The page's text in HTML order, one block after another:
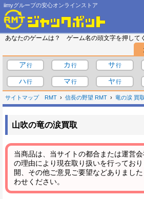
iimyグループの安心オンラインストア
あなたのゲームは？ ゲーム名の頭文字を押して
ア
カ サ
ハ
マ ヤ
サイトマップ RMT 信長の野望 RMT 竜の涙 買取
山吹の竜の涙買取
当商品は、当サイトの都合または運営
の理由により現在取り扱いを行ってお
開、その他ご意見ご要望などありまし
わせください。